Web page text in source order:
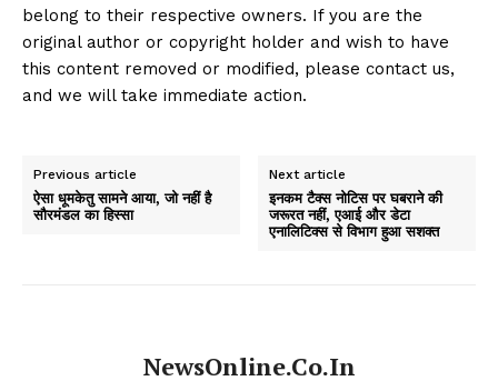
belong to their respective owners. If you are the
original author or copyright holder and wish to have
this content removed or modified, please contact us,
and we will take immediate action.
Previous article
ऐसा धूमकेतु सामने आया, जो नहीं है
सौरमंडल का हिस्सा
Next article
इनकम टैक्स नोटिस पर घबराने की
जरूरत नहीं, एआई और डेटा
एनालिटिक्स से विभाग हुआ सशक्त
NewsOnline.co.in